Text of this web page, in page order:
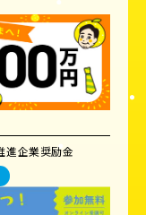
進企業奨励金